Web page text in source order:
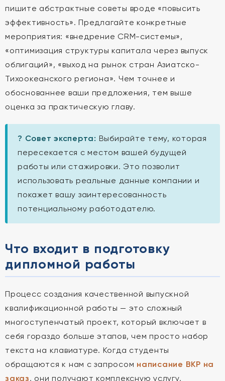
пишите абстрактные советы вроде «повысить
эффективность». Предлагайте конкретные
мероприятия: «внедрение CRM-системы»,
«оптимизация структуры капитала через выпуск
облигаций», «выход на рынок стран Азиатско-
Тихоокеанского региона». Чем точнее и
обоснованнее ваши предложения, тем выше
оценка за практическую главу.
? Совет эксперта: Выбирайте тему, которая
пересекается с местом вашей будущей
работы или стажировки. Это позволит
использовать реальные данные компании и
покажет вашу заинтересованность
потенциальному работодателю.
Что входит в подготовку
дипломной работы
Процесс создания качественной выпускной
квалификационной работы — это сложный
многоступенчатый проект, который включает в
себя гораздо больше этапов, чем просто набор
текста на клавиатуре. Когда студенты
обращаются к нам с запросом написание ВКР на
заказ, они получают комплексную услугу,